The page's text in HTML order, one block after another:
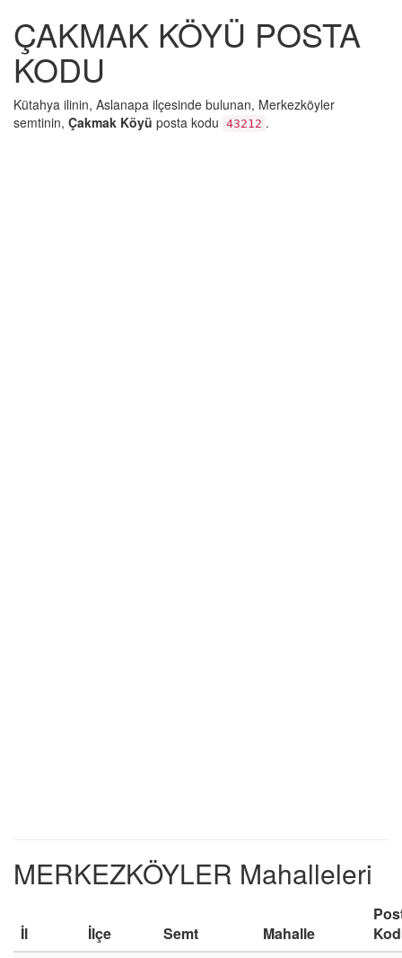
ÇAKMAK KÖYÜ POSTA
KODU
Kütahya ilinin, Aslanapa ilçesinde bulunan, Merkezköyler
semtinin, Çakmak Köyü posta kodu 43212 .
MERKEZKÖYLER Mahalleleri
İl İlçe Semt Mahalle